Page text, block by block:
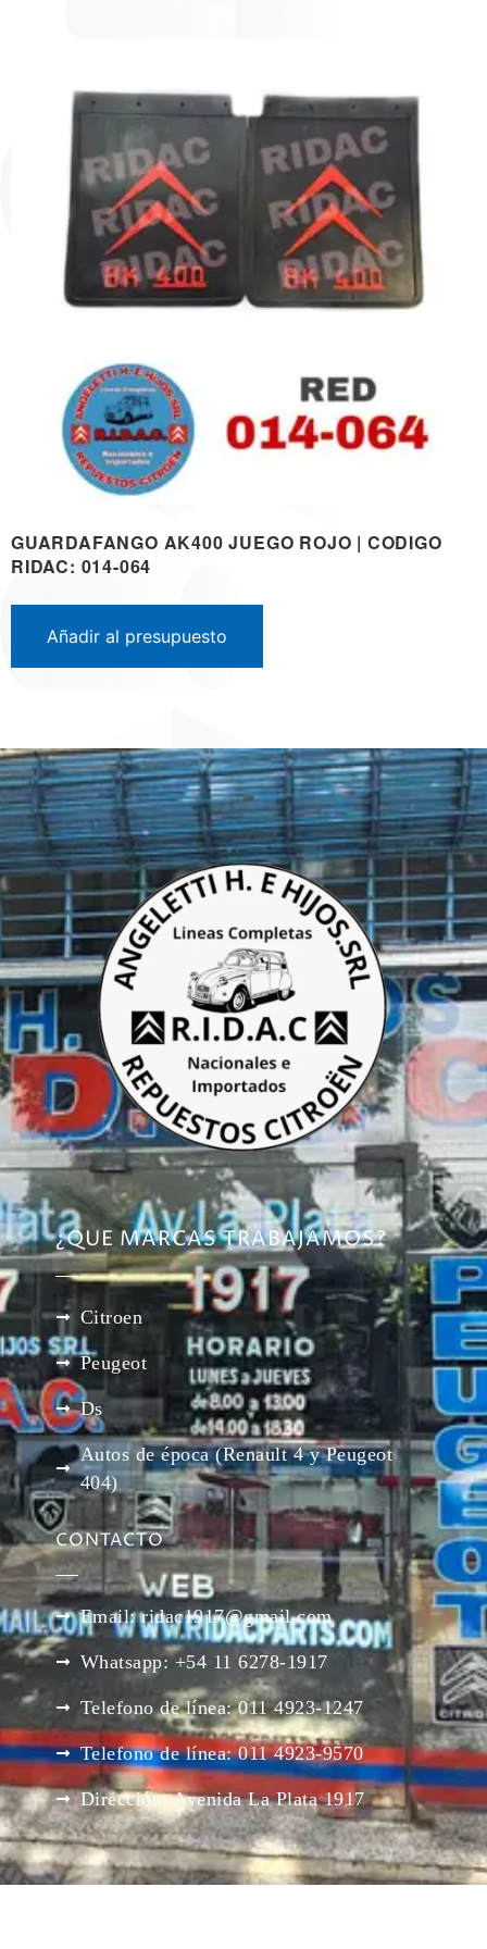
GUARDAFANGO AK400 JUEGO ROJO | CODIGO
RIDAC: 014-064
Añadir al presupuesto
¿QUE MARCAS TRABAJAMOS?
Citroen
Peugeot
Ds
Autos de época (Renault 4 y Peugeot
404)
CONTACTO
Email: ridac1917@gmail.com
Whatsapp: +54 11 6278-1917
Telefono de línea: 011 4923-1247
Telefono de línea: 011 4923-9570
Dirección: Avenida La Plata 1917